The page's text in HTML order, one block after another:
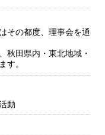
その都度、理事会を通
秋田県内・東北地域・
す。
動